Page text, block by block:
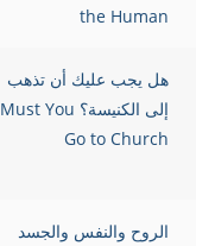
the Human
هل يجب عليك أن تذهب
إلى الكنيسة؟ Must You
Go to Church
الروح والنفس والجسد